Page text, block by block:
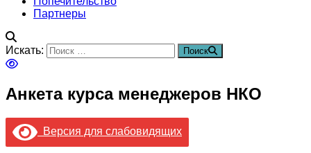
Партнеры
Искать: Поиск
Анкета курса менеджеров НКО
Версия для слабовидящих